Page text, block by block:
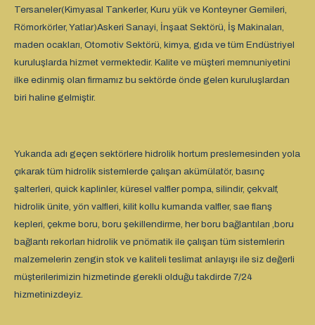
Tersaneler(Kimyasal Tankerler, Kuru yük ve Konteyner Gemileri,
Römorkörler, Yatlar)Askeri Sanayi, İnşaat Sektörü, İş Makinaları,
maden ocakları, Otomotiv Sektörü, kimya, gıda ve tüm Endüstriyel
kuruluşlarda hizmet vermektedir. Kalite ve müşteri memnuniyetini
ilke edinmiş olan firmamız bu sektörde önde gelen kuruluşlardan
biri haline gelmiştir.
Yukarıda adı geçen sektörlere hidrolik hortum preslemesinden yola
çıkarak tüm hidrolik sistemlerde çalışan akümülatör, basınç
şalterleri, quick kaplinler, küresel valfler pompa, silindir, çekvalf,
hidrolik ünite, yön valfleri, kilit kollu kumanda valfler, sae flanş
kepleri, çekme boru, boru şekillendirme, her boru bağlantıları ,boru
bağlantı rekorları hidrolik ve pnömatik ile çalışan tüm sistemlerin
malzemelerin zengin stok ve kaliteli teslimat anlayışı ile siz değerli
müşterilerimizin hizmetinde gerekli olduğu takdirde 7/24
hizmetinizdeyiz.